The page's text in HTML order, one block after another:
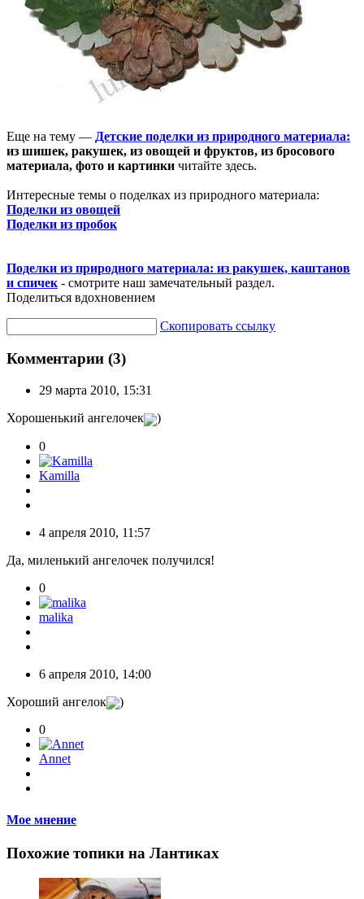
Еще на тему — Детские поделки из природного материала:
из шишек, ракушек, из овощей и фруктов, из бросового
материала, фото и картинки читайте здесь.
Интересные темы о поделках из природного материала:
Поделки из овощей
Поделки из пробок
Поделки из природного материала: из ракушек, каштанов
и спичек - смотрите наш замечательный раздел.
Поделиться вдохновением
Скопировать ссылку
Комментарии (3)
29 марта 2010, 15:31
Хорошенький ангелочек
)
0
Kamilla
4 апреля 2010, 11:57
Да, миленький ангелочек получился!
0
malika
6 апреля 2010, 14:00
Хороший ангелок
)
0
Annet
Мое мнение
Похожие топики на Лантиках